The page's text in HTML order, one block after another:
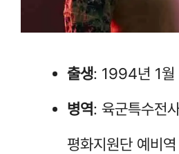
출생: 1994년 1월
병역: 육군특수전
평화지원단 예비